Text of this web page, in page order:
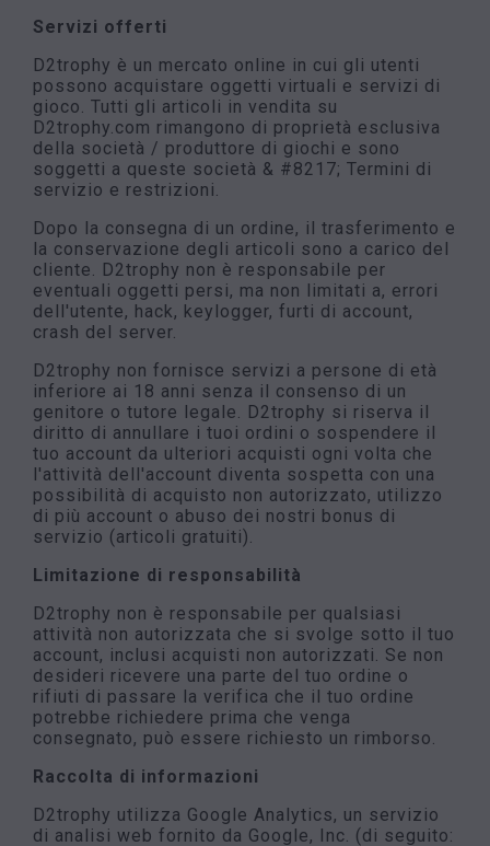
Servizi offerti
D2trophy è un mercato online in cui gli utenti
possono acquistare oggetti virtuali e servizi di
gioco. Tutti gli articoli in vendita su
D2trophy.com rimangono di proprietà esclusiva
della società / produttore di giochi e sono
soggetti a queste società & #8217; Termini di
servizio e restrizioni.
Dopo la consegna di un ordine, il trasferimento e
la conservazione degli articoli sono a carico del
cliente. D2trophy non è responsabile per
eventuali oggetti persi, ma non limitati a, errori
dell'utente, hack, keylogger, furti di account,
crash del server.
D2trophy non fornisce servizi a persone di età
inferiore ai 18 anni senza il consenso di un
genitore o tutore legale. D2trophy si riserva il
diritto di annullare i tuoi ordini o sospendere il
tuo account da ulteriori acquisti ogni volta che
l'attività dell'account diventa sospetta con una
possibilità di acquisto non autorizzato, utilizzo
di più account o abuso dei nostri bonus di
servizio (articoli gratuiti).
Limitazione di responsabilità
D2trophy non è responsabile per qualsiasi
attività non autorizzata che si svolge sotto il tuo
account, inclusi acquisti non autorizzati. Se non
desideri ricevere una parte del tuo ordine o
rifiuti di passare la verifica che il tuo ordine
potrebbe richiedere prima che venga
consegnato, può essere richiesto un rimborso.
Raccolta di informazioni
D2trophy utilizza Google Analytics, un servizio
di analisi web fornito da Google, Inc. (di seguito: